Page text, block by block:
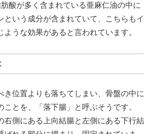
酸が多く含まれている亜麻仁油の中に
という成分が含まれていて、こちらもイ
ような効果があると言われています。
き位置よりも落ちてしまい、骨盤の中に
ことを、「落下腸」と呼ぶそうです。
右側にある上向結腸と左側にある下行結